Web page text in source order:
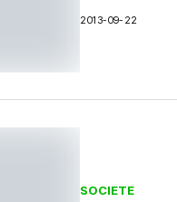
2013-09-22
SOCIETE